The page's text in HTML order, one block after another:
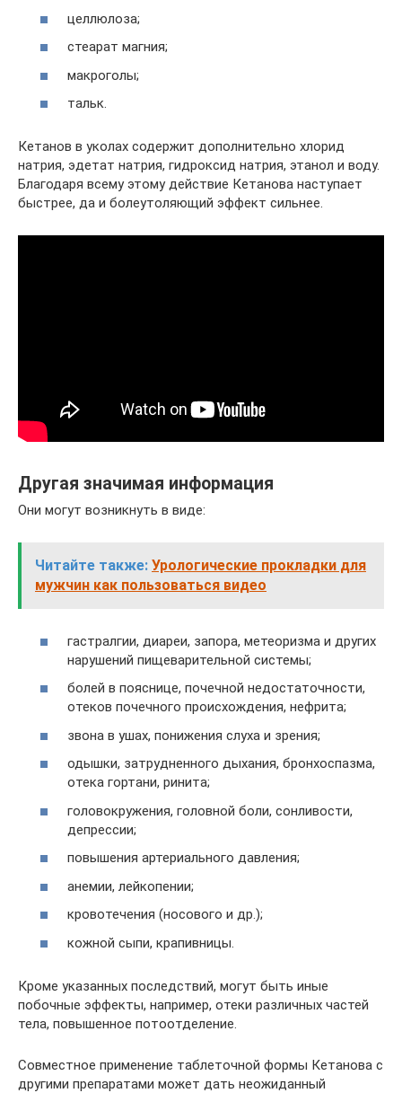
целлюлоза;
стеарат магния;
макроголы;
тальк.
Кетанов в уколах содержит дополнительно хлорид
натрия, эдетат натрия, гидроксид натрия, этанол и воду.
Благодаря всему этому действие Кетанова наступает
быстрее, да и болеутоляющий эффект сильнее.
Другая значимая информация
Они могут возникнуть в виде:
Читайте также: Урологические прокладки для
мужчин как пользоваться видео
гастралгии, диареи, запора, метеоризма и других
нарушений пищеварительной системы;
болей в пояснице, почечной недостаточности,
отеков почечного происхождения, нефрита;
звона в ушах, понижения слуха и зрения;
одышки, затрудненного дыхания, бронхоспазма,
отека гортани, ринита;
головокружения, головной боли, сонливости,
депрессии;
повышения артериального давления;
анемии, лейкопении;
кровотечения (носового и др.);
кожной сыпи, крапивницы.
Кроме указанных последствий, могут быть иные
побочные эффекты, например, отеки различных частей
тела, повышенное потоотделение.
Совместное применение таблеточной формы Кетанова с
другими препаратами может дать неожиданный